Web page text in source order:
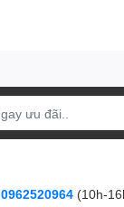
0962520964 (10h-